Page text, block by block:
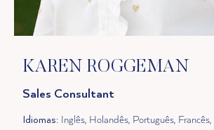
KAREN ROGGEMAN
Sales Consultant
Idiomas: Inglês, Holandês, Português,